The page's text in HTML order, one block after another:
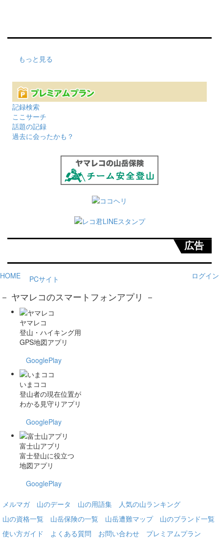
もっと見る
記録検索
ここサーチ
話題の記録
過去に会ったかも？
広告
HOME ログイン
PCサイト
－ ヤマレコのスマートフォンアプリ －
ヤマレコ
登山・ハイキング用
GPS地図アプリ
GooglePlay
いまココ
登山者の現在位置が
わかる見守りアプリ
GooglePlay
富士山アプリ
富士登山に役立つ
地図アプリ
GooglePlay
メルマガ 山のデータ 山の用語集
人気の山ランキング
山の資格一覧
山岳保険の一覧 山岳遭難マップ
山のブランド一覧
使い方ガイド
よくある質問 お問い合わせ
プレミアムプラン